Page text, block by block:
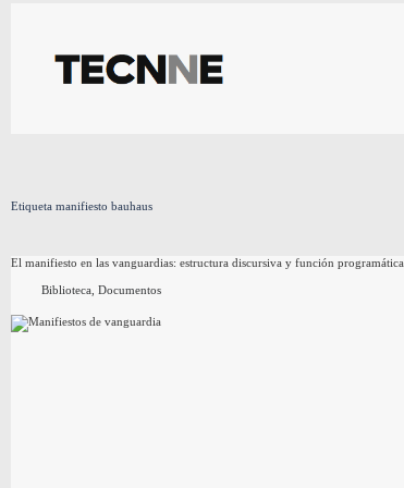
Etiqueta manifiesto bauhaus
El manifiesto en las vanguardias: estructura discursiva y función programática
Biblioteca, Documentos